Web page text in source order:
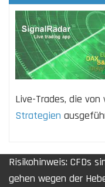
Live-Trades, die von
Strategien
Risikohinweis: CFDs
gehen wegen der